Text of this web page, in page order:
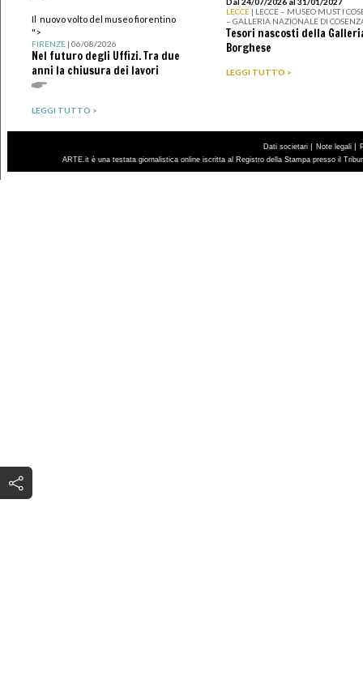
Il nuovo volto del museo fiorentino
">
FIRENZE| 06/08/2026
Nel futuro degli Uffizi. Tra due
anni la chiusura dei lavori
LEGGI TUTTO >
LECCE | LECCE – MUSEO MUST I
– GALLERIA NAZIONALE DI
Tesori nascosti della
Borghese
LEGGI TUTTO >
Dati societari | Note legali |
ARTE.it è una testata giornalistica online iscritta al Registro della Stampa presso il